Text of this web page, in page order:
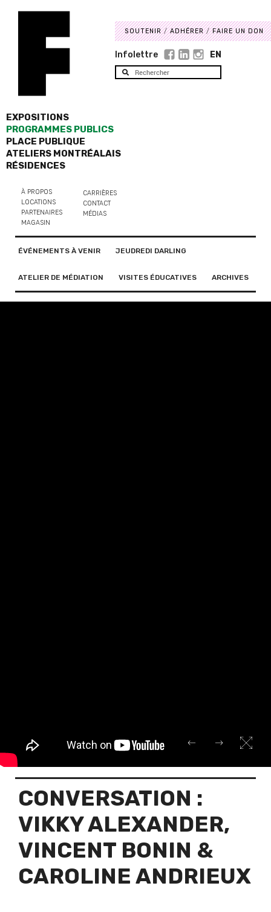
EXPOSITIONS
PROGRAMMES PUBLICS
PLACE PUBLIQUE
ATELIERS MONTRÉALAIS
RÉSIDENCES
À PROPOS
LOCATIONS
PARTENAIRES
MAGASIN
CARRIÈRES
CONTACT
MÉDIAS
SOUTENIR ADHÉRER FAIRE UN DON
Infolettre EN
ÉVÉNEMENTS À VENIR JEUDREDI DARLING
ATELIER DE MÉDIATION VISITES ÉDUCATIVES ARCHIVES
CONVERSATION :
VIKKY ALEXANDER,
VINCENT BONIN &
CAROLINE ANDRIEUX